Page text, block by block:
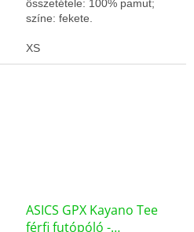
összetétele: 100% pamut;
színe: fekete.
XS
ASICS GPX Kayano Tee
férfi futópóló -